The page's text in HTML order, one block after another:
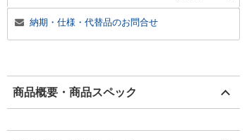
納期・仕様・代替品のお問合せ
商品概要・商品スペック